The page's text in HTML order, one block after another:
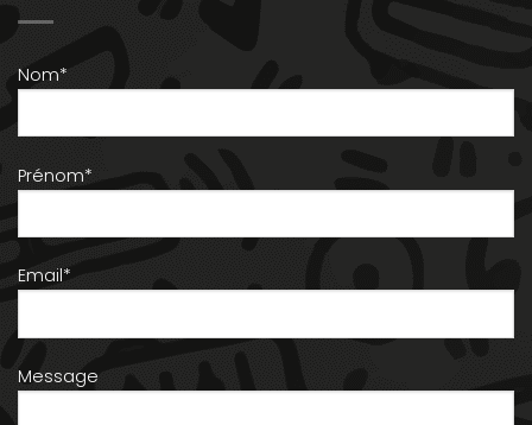
Nom*
Prénom*
Email*
Message